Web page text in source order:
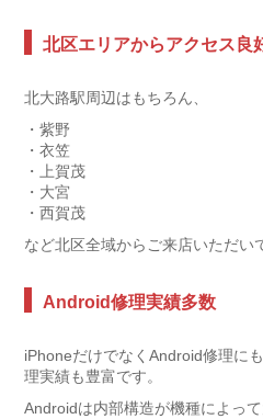
北区エリアからアクセス良
北大路駅周辺はもちろん、
・紫野
・衣笠
・上賀茂
・大宮
・西賀茂
など北区全域からご来店いただい
Android修理実績多数
iPhoneだけでなくAndroid修理に
理実績も豊富です。
Androidは内部構造が機種によっ